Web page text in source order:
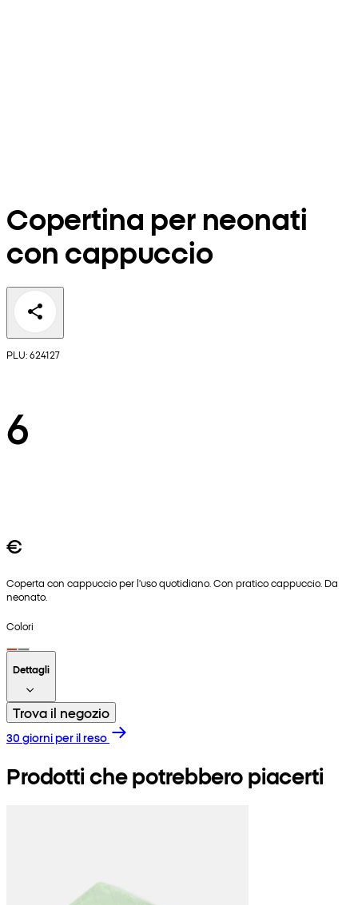
Copertina per neonati
con cappuccio
PLU: 624127
6
€
Coperta con cappuccio per l'uso quotidiano. Con pratico cappuccio. Da
neonato.
Colori
Dettagli
Trova il negozio
30 giorni per il reso
Prodotti che potrebbero piacerti